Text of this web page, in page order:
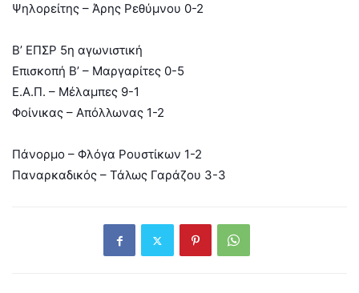
Ψηλορείτης – Άρης Ρεθύμνου 0-2
Β’ ΕΠΣΡ 5η αγωνιστική
Επισκοπή Β’ – Μαργαρίτες 0-5
Ε.Α.Π. – Μέλαμπες 9-1
Φοίνικας – Απόλλωνας 1-2
Πάνορμο – Φλόγα Ρουστίκων 1-2
Παναρκαδικός – Τάλως Γαράζου 3-3